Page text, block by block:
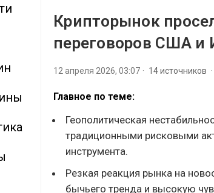
Крипторынок
переговоров США и
12 апреля 2026, 03:07 14 источников
Главное по теме:
Геополитическая
традиционными рисковыми
инструмента.
Резкая реакция рынка на
бычьего тренда и высокую